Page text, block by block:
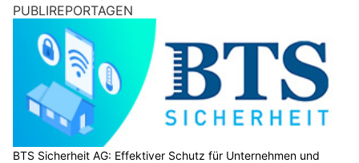
PUBLIREPORTAGEN
BTS Sicherheit AG: Effektiver Schutz für Unternehmen und